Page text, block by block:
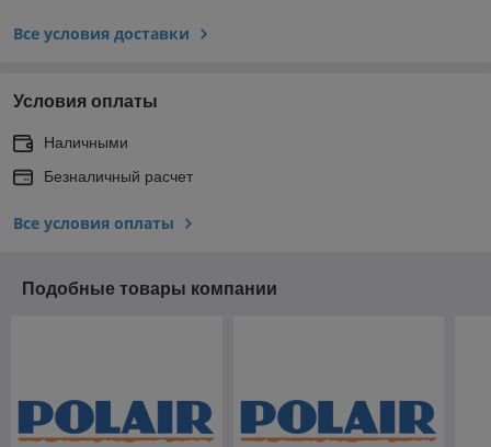
Все условия доставки
Условия оплаты
Наличными
Безналичный расчет
Все условия оплаты
Подобные товары компании